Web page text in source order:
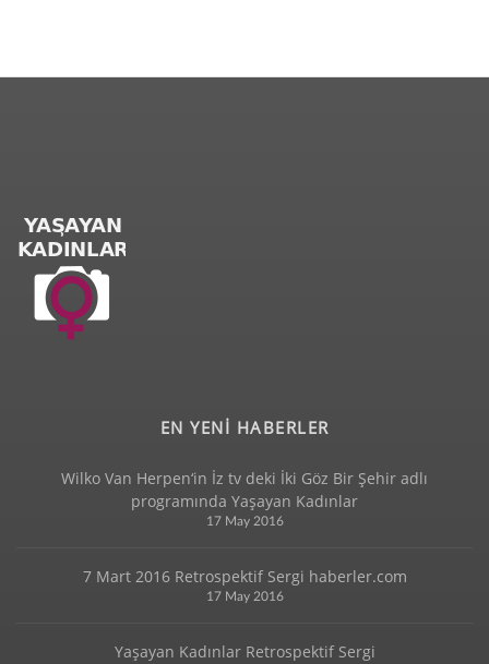
EN YENİ HABERLER
Wilko Van Herpen‘in İz tv deki İki Göz Bir Şehir adlı
programında Yaşayan Kadınlar
17 May 2016
7 Mart 2016 Retrospektif Sergi haberler.com
17 May 2016
Yaşayan Kadınlar Retrospektif Sergi